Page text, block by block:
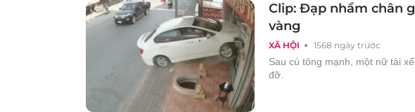
XÃ HỘI 1568 ngày trước
Clip: Đạp nhầm chân
vàng
Sau cú tông mạnh, một nữ tài
đỡ.